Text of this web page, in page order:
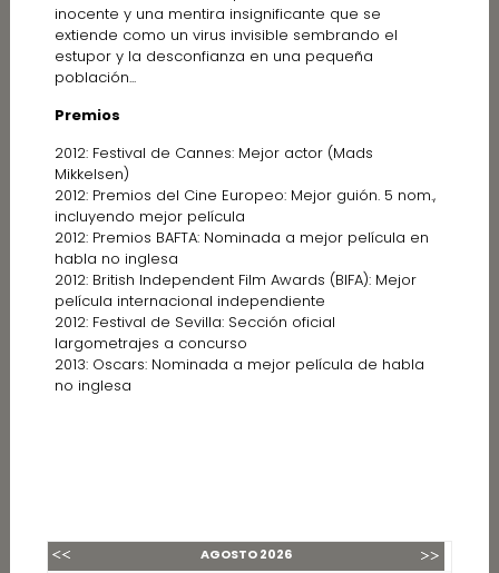
inocente y una mentira insignificante que se
extiende como un virus invisible sembrando el
estupor y la desconfianza en una pequeña
población...
Premios
2012: Festival de Cannes: Mejor actor (Mads
Mikkelsen)
2012: Premios del Cine Europeo: Mejor guión. 5 nom.,
incluyendo mejor película
2012: Premios BAFTA: Nominada a mejor película en
habla no inglesa
2012: British Independent Film Awards (BIFA): Mejor
película internacional independiente
2012: Festival de Sevilla: Sección oficial
largometrajes a concurso
2013: Oscars: Nominada a mejor película de habla
no inglesa
AGOSTO2026